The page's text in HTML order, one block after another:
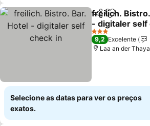
PartilharAdicionar
freilich.
- digitaler self
3 Estrelas
9,2 Excelente
Laa an der Thaya
Selecione as datas para ver os preços
exatos.